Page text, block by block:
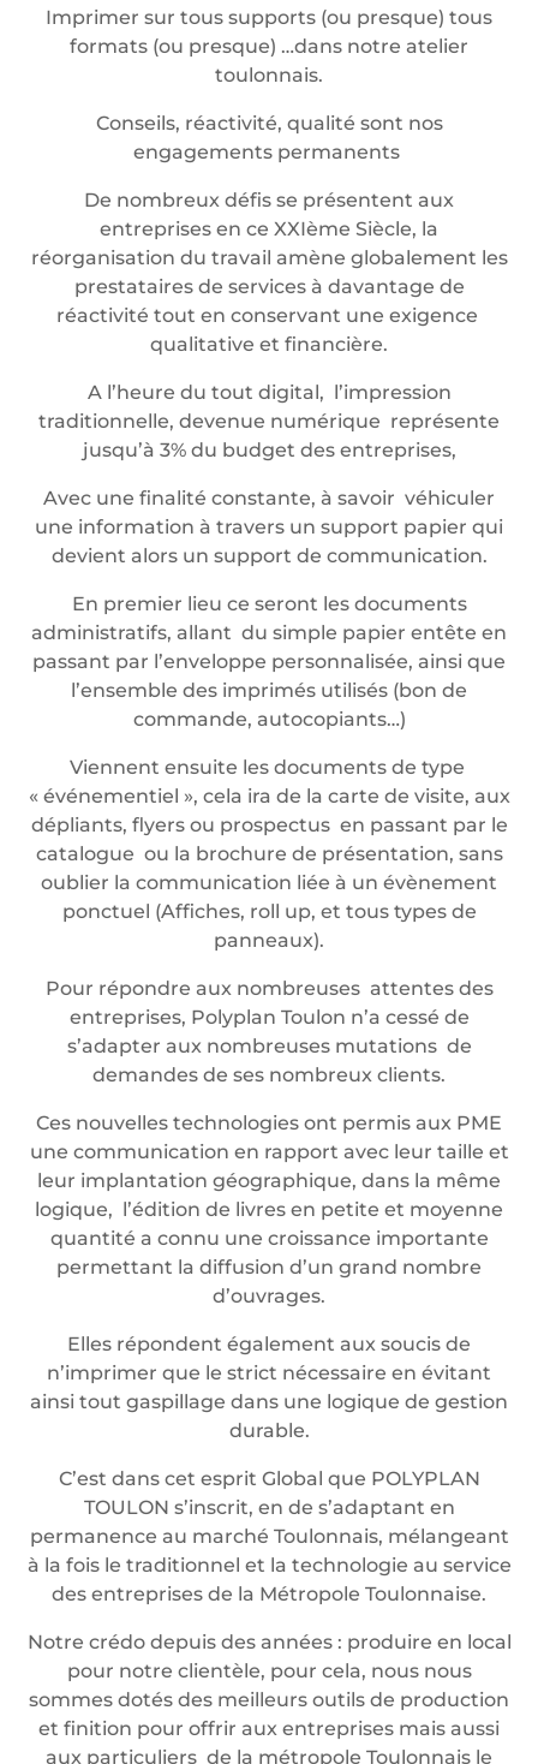
Imprimer sur tous supports (ou presque) tous
formats (ou presque) …dans notre atelier
toulonnais.
Conseils, réactivité, qualité sont nos
engagements permanents
De nombreux défis se présentent aux
entreprises en ce XXIème Siècle, la
réorganisation du travail amène globalement les
prestataires de services à davantage de
réactivité tout en conservant une exigence
qualitative et financière.
A l’heure du tout digital, l’impression
traditionnelle, devenue numérique représente
jusqu’à 3% du budget des entreprises,
Avec une finalité constante, à savoir véhiculer
une information à travers un support papier qui
devient alors un support de communication.
En premier lieu ce seront les documents
administratifs, allant du simple papier entête en
passant par l’enveloppe personnalisée, ainsi que
l’ensemble des imprimés utilisés (bon de
commande, autocopiants…)
Viennent ensuite les documents de type
« événementiel », cela ira de la carte de visite, aux
dépliants, flyers ou prospectus en passant par le
catalogue ou la brochure de présentation, sans
oublier la communication liée à un évènement
ponctuel (Affiches, roll up, et tous types de
panneaux).
Pour répondre aux nombreuses attentes des
entreprises, Polyplan Toulon n’a cessé de
s’adapter aux nombreuses mutations de
demandes de ses nombreux clients.
Ces nouvelles technologies ont permis aux PME
une communication en rapport avec leur taille et
leur implantation géographique, dans la même
logique, l’édition de livres en petite et moyenne
quantité a connu une croissance importante
permettant la diffusion d’un grand nombre
d’ouvrages.
Elles répondent également aux soucis de
n’imprimer que le strict nécessaire en évitant
ainsi tout gaspillage dans une logique de gestion
durable.
C’est dans cet esprit Global que POLYPLAN
TOULON s’inscrit, en de s’adaptant en
permanence au marché Toulonnais, mélangeant
à la fois le traditionnel et la technologie au service
des entreprises de la Métropole Toulonnaise.
Notre crédo depuis des années : produire en local
pour notre clientèle, pour cela, nous nous
sommes dotés des meilleurs outils de production
et finition pour offrir aux entreprises mais aussi
aux particuliers de la métropole Toulonnais le